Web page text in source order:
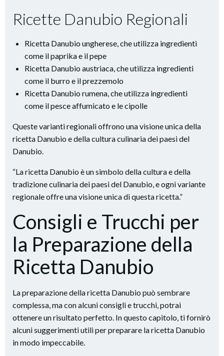
Ricette Danubio Regionali
Ricetta Danubio ungherese, che utilizza ingredienti
come il paprika e il pepe
Ricetta Danubio austriaca, che utilizza ingredienti
come il burro e il prezzemolo
Ricetta Danubio rumena, che utilizza ingredienti
come il pesce affumicato e le cipolle
Queste varianti regionali offrono una visione unica della
ricetta Danubio e della cultura culinaria dei paesi del
Danubio.
“La ricetta Danubio è un simbolo della cultura e della
tradizione culinaria dei paesi del Danubio, e ogni variante
regionale offre una visione unica di questa ricetta.”
Consigli e Trucchi per
la Preparazione della
Ricetta Danubio
La preparazione della ricetta Danubio può sembrare
complessa, ma con alcuni consigli e trucchi, potrai
ottenere un risultato perfetto. In questo capitolo, ti fornirò
alcuni suggerimenti utili per preparare la ricetta Danubio
in modo impeccabile.